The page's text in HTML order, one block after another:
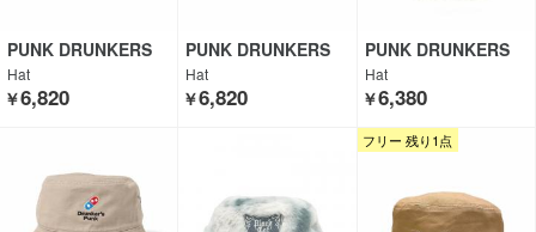
PUNK DRUNKERS
Hat
￥6,820
PUNK DRUNKERS
Hat
￥6,820
PUNK DRUNKERS
Hat
￥6,380
フリー 残り1点